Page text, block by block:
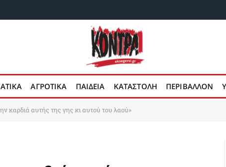
ΑΓΡΟΤΙΚΑ ΠΑΙΔΕΙΑ ΚΑΤΑΣΤΟΛΗ ΠΕΡΙΒΑΛΛΟΝ
καρδιά αυτής της γης κι αυτού του λαού»